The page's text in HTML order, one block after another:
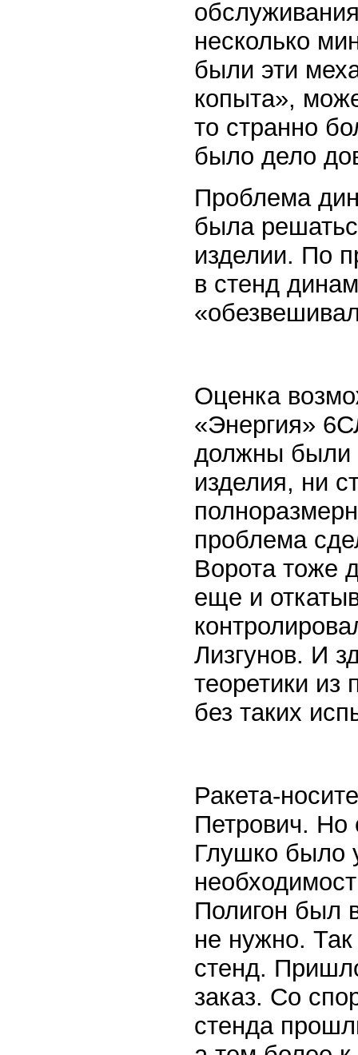
несколько
были эти
копыта»,
то странно
было дело
Проблема
была
изделии. По
в стенд
Оценка
«Энергия»
должны были
изделия, ни
проблема
Ворота тоже
еще и
Лизгунов. И
теоретики из
без таких
Ракета-
Петрович. Но
Глушко было
Полигон был
не нужно. Так
стенд.
заказ. Со
стенда